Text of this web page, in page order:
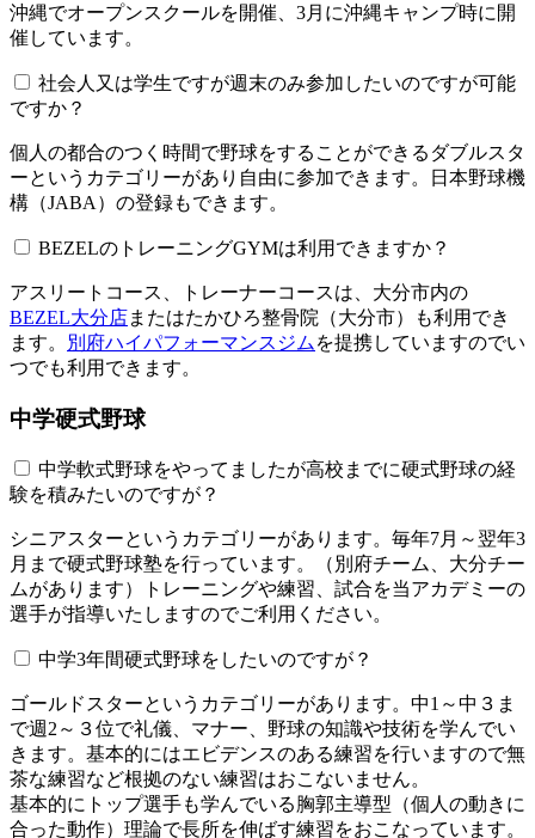
沖縄でオープンスクールを開催、3月に沖縄キャンプ時に開
催しています。
社会人又は学生ですが週末のみ参加したいのですが可能
ですか？
個人の都合のつく時間で野球をすることができるダブルスタ
ーというカテゴリーがあり自由に参加できます。日本野球機
構（JABA）の登録もできます。
BEZELのトレーニングGYMは利用できますか？​​​​​
アスリートコース、トレーナーコースは、大分市内の
BEZEL大分店またはたかひろ整骨院（大分市）も利用でき
ます。
別府ハイパフォーマンスジム を提携していますのでい
つでも利用できます。
中学硬式野球
中学軟式野球をやってましたが高校までに硬式野球の経
験を積みたいのですが？
シニアスターというカテゴリーがあります。毎年7月～翌年3
月まで硬式野球塾を行っています。（別府チーム、大分チー
ムがあります）トレーニングや練習、試合を当アカデミーの
選手が指導いたしますのでご利用ください。
中学3年間硬式野球をしたいのですが？
ゴールドスターというカテゴリーがあります。中1～中３ま
で週2～３位で礼儀、マナー、野球の知識や技術を学んでい
きます。基本的にはエビデンスのある練習を行いますので無
茶な練習など根拠のない練習はおこないません。
基本的にトップ選手も学んでいる胸郭主導型（個人の動きに
合った動作）理論で長所を伸ばす練習をおこなっています。